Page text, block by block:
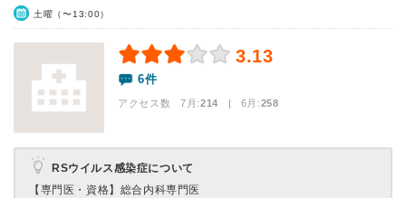
土曜（〜13:00）
3.13
6件
アクセス数 7月:214 | 6月:258
RSウイルス感染症について
【専門医・資格】 総合内科専門医